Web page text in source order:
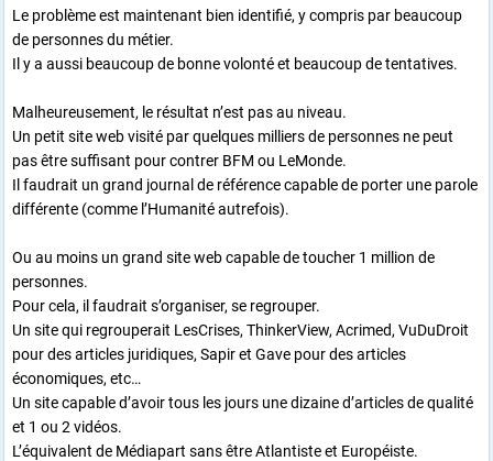
Le problème est maintenant bien identifié, y compris par beaucoup
de personnes du métier.
Il y a aussi beaucoup de bonne volonté et beaucoup de tentatives.
Malheureusement, le résultat n’est pas au niveau.
Un petit site web visité par quelques milliers de personnes ne peut
pas être suffisant pour contrer BFM ou LeMonde.
Il faudrait un grand journal de référence capable de porter une parole
différente (comme l’Humanité autrefois).
Ou au moins un grand site web capable de toucher 1 million de
personnes.
Pour cela, il faudrait s’organiser, se regrouper.
Un site qui regrouperait LesCrises, ThinkerView, Acrimed, VuDuDroit
pour des articles juridiques, Sapir et Gave pour des articles
économiques, etc…
Un site capable d’avoir tous les jours une dizaine d’articles de qualité
et 1 ou 2 vidéos.
L’équivalent de Médiapart sans être Atlantiste et Européiste.